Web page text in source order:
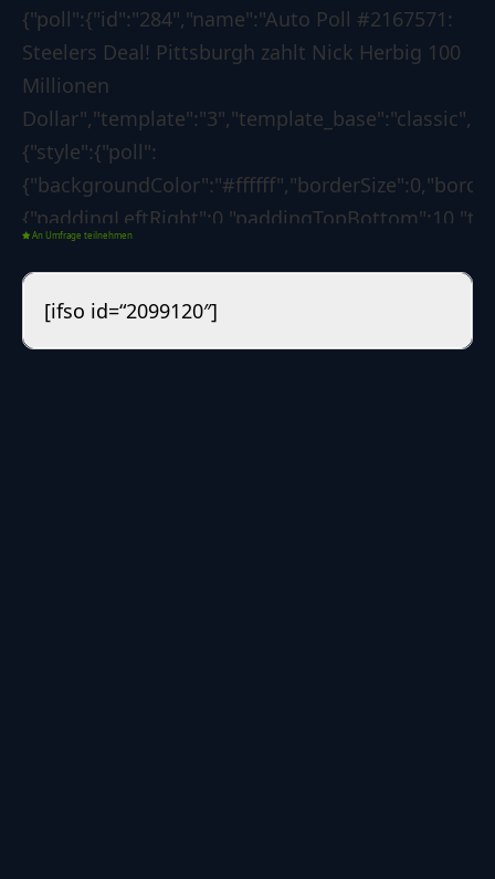
{"poll":{"id":"284","name":"Auto Poll #2167571:
Steelers Deal! Pittsburgh zahlt Nick Herbig 100
Millionen
{"style":{"poll":
[]},"options":{"poll":
An Umfrage teilnehmen
[ifso id=“2099120″]